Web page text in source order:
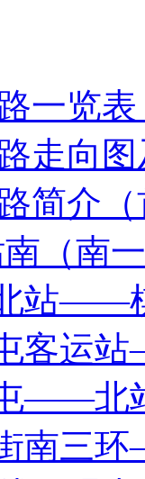
一览表
走向
简介
南（南
站——
客运
——北
南三